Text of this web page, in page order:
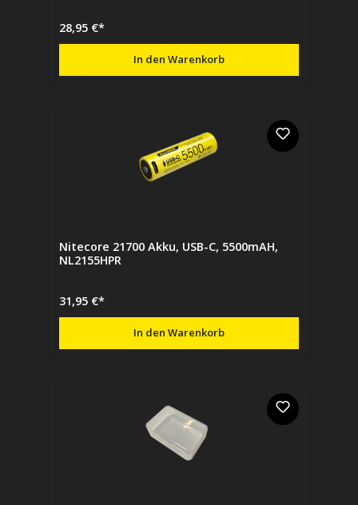
28,95 €*
In den Warenkorb
Nitecore 21700 Akku, USB-C, 5500mAH,
NL2155HPR
31,95 €*
In den Warenkorb